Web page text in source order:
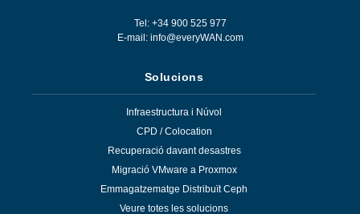
Tel: +34 900 525 977
E-mail: info@everyWAN.com
Solucions
Infraestructura i Núvol
CPD / Colocation
Recuperació davant desastres
Migració VMware a Proxmox
Emmagatzematge Distribuït Ceph
Veure totes les solucions